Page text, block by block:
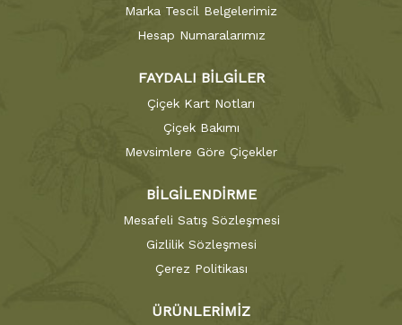
Marka Tescil Belgelerimiz
Hesap Numaralarımız
FAYDALI BİLGİLER
Çiçek Kart Notları
Çiçek Bakımı
Mevsimlere Göre Çiçekler
BİLGİLENDİRME
Mesafeli Satış Sözleşmesi
Gizlilik Sözleşmesi
Çerez Politikası
ÜRÜNLERİMİZ